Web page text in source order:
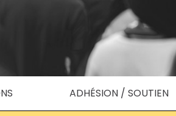
ADHÉSION / SOUTIEN